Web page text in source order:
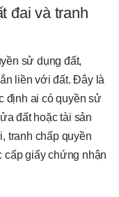
đai và tranh
sử dụng đất,
liền với đất. Đây là
định ai có quyền sử
đất hoặc tài sản
tranh chấp quyền
cấp giấy chứng nhận